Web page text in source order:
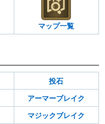
マップ一覧
投石
アーマーブレイク
マジックブレイク